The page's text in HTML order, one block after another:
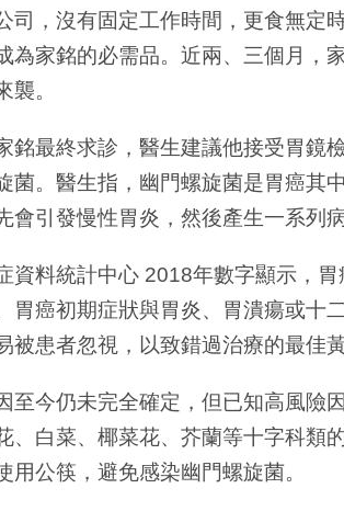
司，沒有固定工作時間，更食無定
為家銘的必需品。近兩、三個月，
襲。
銘最終求診，醫生建議他接受胃鏡
菌。醫生指，幽門螺旋菌是胃癌其
會引發慢性胃炎，然後產生一系列
資料統計中心 2018年數字顯示，
胃癌初期症狀與胃炎、胃潰瘍或十
被患者忽視，以致錯過治療的最佳黃
至今仍未完全確定，但已知高風險
、白菜、椰菜花、芥蘭等十字科類
用公筷，避免感染幽門螺旋菌。